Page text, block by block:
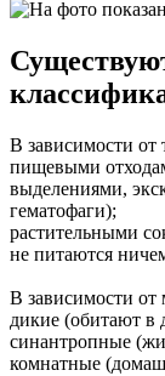
В зависимости
пищевыми
выделениями,
гематофаги);
растительными
не питаются
В зависимости от
дикие (обитают в
синантропные
комнатные